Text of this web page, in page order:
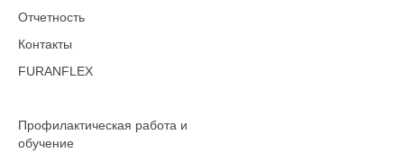
Отчетность
Контакты
FURANFLEX
Профилактическая работа и
обучение